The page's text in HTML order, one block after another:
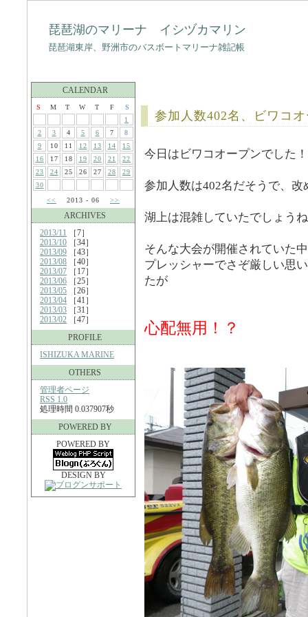
琵琶湖のマリーナ イシヅカマリン
琵琶湖東岸、野洲市のバスボートマリーナ雑記帳
CALENDAR
S M T W T F
S
1
2
3 4 5 6 7
8
9
10 11 12 13 14
15
16
17 18 19 20 21
22
23
24 25 26 27 28
29
30
<<
2013 - 06 >>
ARCHIVES
2013/11 ［7］
2013/10 ［34］
2013/09 ［43］
2013/08 ［40］
2013/07 ［17］
2013/06 ［25］
2013/05 ［26］
2013/04 ［41］
2013/03 ［31］
2013/02 ［47］
PROFILE
ISHIZUKA MARINE
OTHERS
管理者ページ
RSS 1.0
処理時間 0.037907秒
POWERED BY
POWERED BY
DESIGN BY
参加人数402名、ビワコ
今日はビワコオープンでした！
参加人数は402名だそうで、改
湖上は混雑していたでしょう
そんな大会が開催されていた
プレッシャーでさぞ厳しい思
たが
心配無用！？